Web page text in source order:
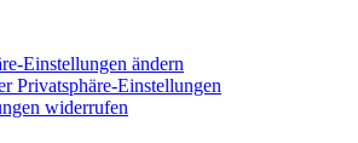
Einstellungen ändern
Privatsphäre-Einstellungen
widerrufen